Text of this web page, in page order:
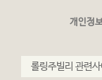
개인정